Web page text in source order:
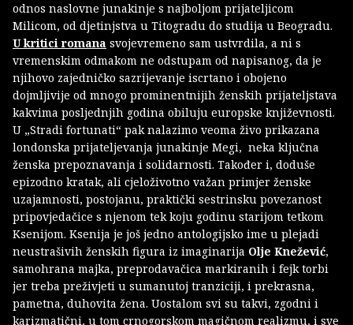
odnos naslovne junakinje s najboljom prijateljicom
Milicom, od djetinjstva u Titogradu do studija u Beogradu.
U kritici romana svojevremeno sam ustvrdila, a ni s
vremenskim odmakom ne odstupam od napisanog, da je
njihovo zajedničko sazrijevanje iscrtano i obojeno
dojmljivije od mnogo prominentnijih ženskih prijateljstava
kakvima posljednjih godina obiluju europske književnosti.
U „Stradi fortunati“ pak nalazimo veoma živo prikazana
londonska prijateljevanja junakinje Megi, neka ključna
ženska prepoznavanja i solidarnosti. Također i, doduše
epizodno kratak, ali cjeloživotno važan primjer ženske
uzajamnosti, postojanu, praktički sestrinsku povezanost
pripovjedačice s njenom tek koju godinu starijom tetkom
Ksenijom. Ksenija je još jedno antologijsko ime u plejadi
neustrašivih ženskih figura iz imaginarija Olje Knežević,
samohrana majka, preprodavačica markiranih i fejk torbi
jer treba preživjeti u sumanutoj tranziciji, i prekrasna,
pametna, duhovita žena. Uostalom svi su takvi, zgodni i
karizmatični, u tom crnogorskom magičnom realizmu, i sve